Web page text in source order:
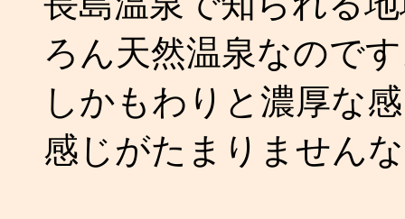
ろん天然温泉なので
しかもわりと濃厚な
感じがたまりません